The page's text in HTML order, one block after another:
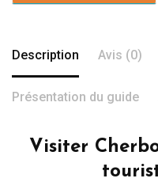
Description Avis (0)
Présentation du guide
Visiter